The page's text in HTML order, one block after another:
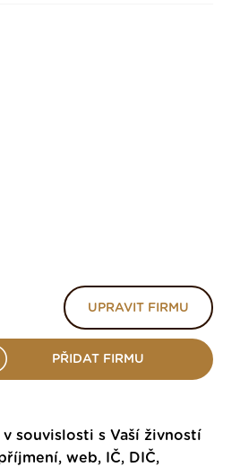
UPRAVIT FIRMU
PŘIDAT FIRMU
souvislosti s Vaší živností
web, IČ, DIČ,